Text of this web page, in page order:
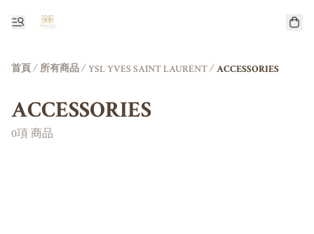
首頁/所有商品/YSL YVES SAINT LAURENT/ACCESSORIES
ACCESSORIES
0項 商品